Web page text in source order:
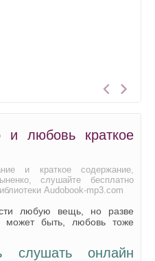
любовь краткое
и краткое содержание,
слушайте бесплатно
Audobook-mp3.com
любую вещь, но разве
может быть, любовь тоже
слушать онлайн